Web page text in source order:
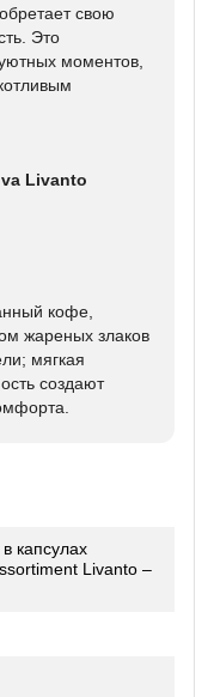
свою
Это
моментов,
Livanto
кофе,
жареных злаков
мягкая
создают
капсулах
Livanto –